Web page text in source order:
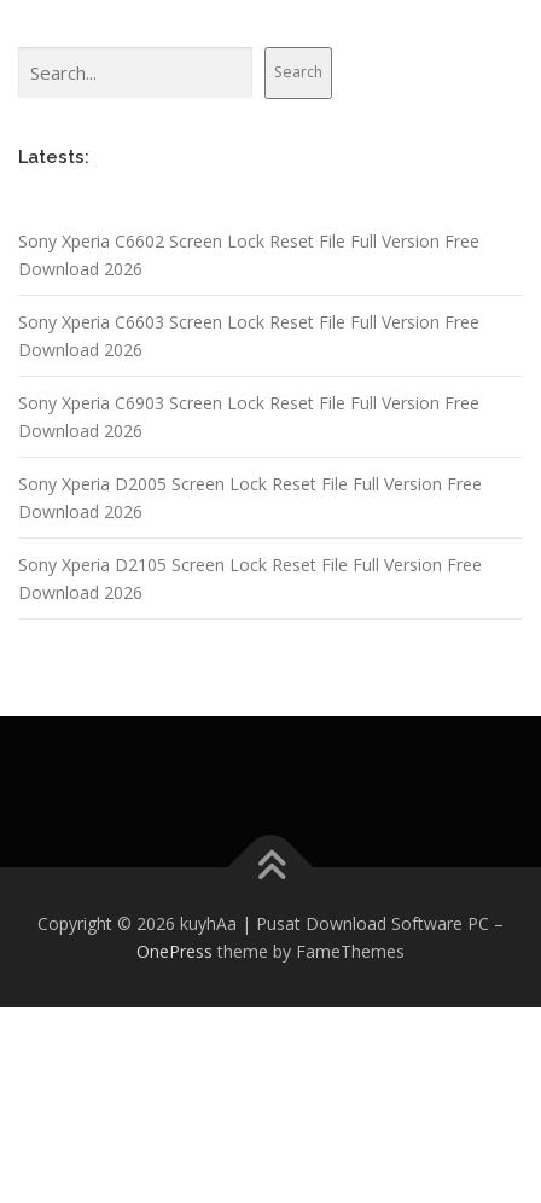
Search
Latests:
Sony Xperia C6602 Screen Lock Reset File Full Version Free
Download 2026
Sony Xperia C6603 Screen Lock Reset File Full Version Free
Download 2026
Sony Xperia C6903 Screen Lock Reset File Full Version Free
Download 2026
Sony Xperia D2005 Screen Lock Reset File Full Version Free
Download 2026
Sony Xperia D2105 Screen Lock Reset File Full Version Free
Download 2026
Copyright © 2026 kuyhAa | Pusat Download Software PC –
OnePress theme by FameThemes